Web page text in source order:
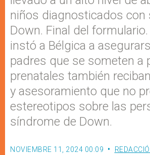
niños diagnosticados con
Down. Final del
instó a Bélgica a
padres que se someten a
prenatales también
y asesoramiento que no
estereotipos sobre las
síndrome de Down.
NOVIEMBRE 11, 2024 00:09